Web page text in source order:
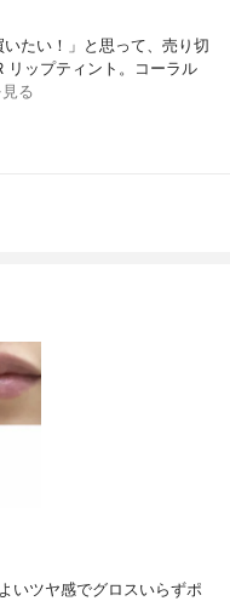
たい！」と思って、売り切
リップティント。コーラル
る
いツヤ感でグロスいらずポ